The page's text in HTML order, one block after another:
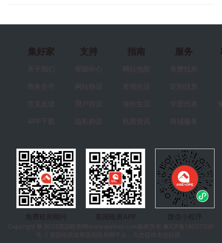
集好家
关于我们
商务合作
意见反馈
APP下载
支持
帮助中心
网站协议
用户协议
隐私协议
指南
网站地图
发现生活
海外生活
租房资讯
服务
免费找房
定制找房
学居代表
商城服务
免费租房顾问 英国租房APP
微信小程序
Copyright © 2023 英国租房 网www.qunheji.com版权所有
豫ICP备19007390
号-2 英国租房就用英国租房网平台，为您提供专业好房。